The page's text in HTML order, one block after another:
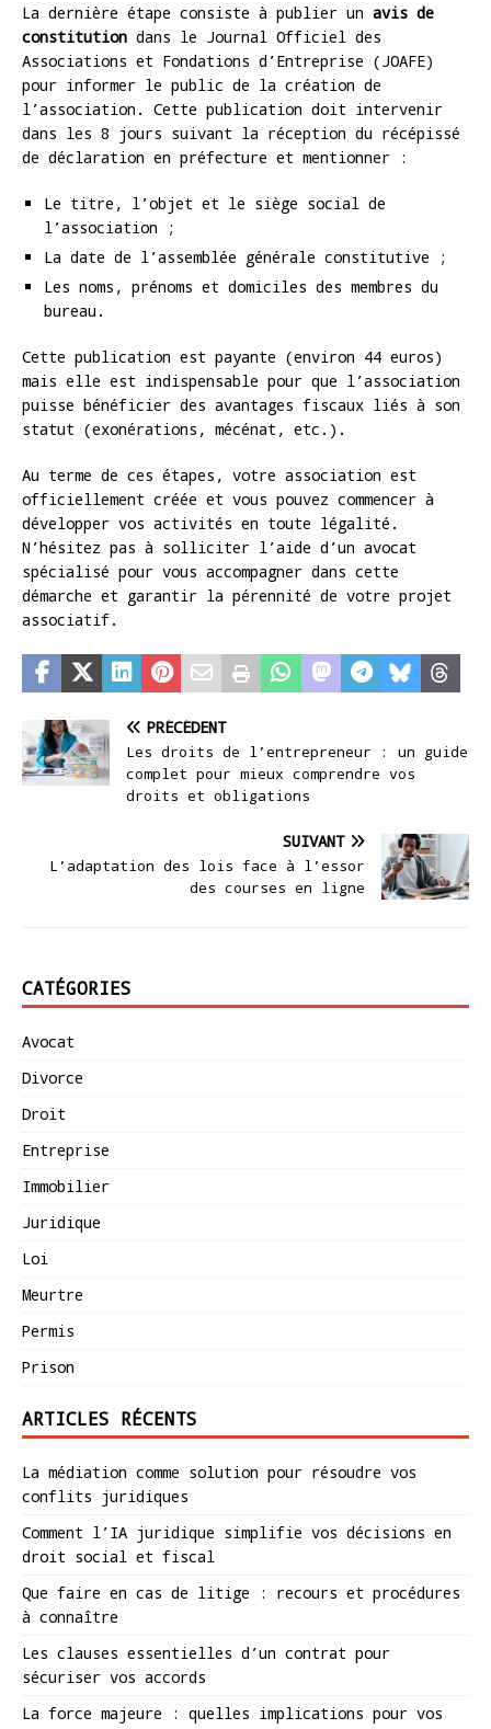
La dernière étape consiste à publier un avis de
constitution dans le Journal Officiel des
Associations et Fondations d’Entreprise (JOAFE)
pour informer le public de la création de
l’association. Cette publication doit intervenir
dans les 8 jours suivant la réception du récépissé
de déclaration en préfecture et mentionner :
Le titre, l’objet et le siège social de
l’association ;
La date de l’assemblée générale constitutive ;
Les noms, prénoms et domiciles des membres du
bureau.
Cette publication est payante (environ 44 euros)
mais elle est indispensable pour que l’association
puisse bénéficier des avantages fiscaux liés à son
statut (exonérations, mécénat, etc.).
Au terme de ces étapes, votre association est
officiellement créée et vous pouvez commencer à
développer vos activités en toute légalité.
N’hésitez pas à solliciter l’aide d’un avocat
spécialisé pour vous accompagner dans cette
démarche et garantir la pérennité de votre projet
associatif.
PRÉCÉDENT
Les droits de l’entrepreneur : un guide
complet pour mieux comprendre vos
droits et obligations
SUIVANT
L’adaptation des lois face à l’essor
des courses en ligne
CATÉGORIES
Avocat
Divorce
Droit
Entreprise
Immobilier
Juridique
Loi
Meurtre
Permis
Prison
ARTICLES RÉCENTS
La médiation comme solution pour résoudre vos
conflits juridiques
Comment l’IA juridique simplifie vos décisions en
droit social et fiscal
Que faire en cas de litige : recours et procédures
à connaître
Les clauses essentielles d’un contrat pour
sécuriser vos accords
La force majeure : quelles implications pour vos